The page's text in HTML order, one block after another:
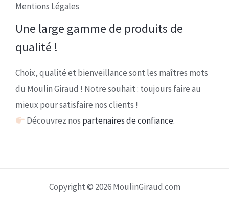
Mentions Légales
Une large gamme de produits de
qualité !
Choix, qualité et bienveillance sont les maîtres mots
du Moulin Giraud ! Notre souhait : toujours faire au
mieux pour satisfaire nos clients !
Découvrez nos partenaires de confiance.
Copyright © 2026 MoulinGiraud.com